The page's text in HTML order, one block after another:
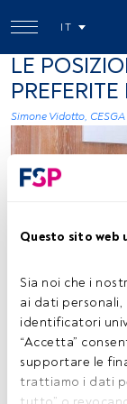
Questo sito web
Sia noi che i
ai dati personali,
identificatori
“Accetta”
supportare le
trattiamo i dati
IT
LE
Simone Vidotto, CESGA
Giorgio Fata
Tempo di lettura: 3
ome ben